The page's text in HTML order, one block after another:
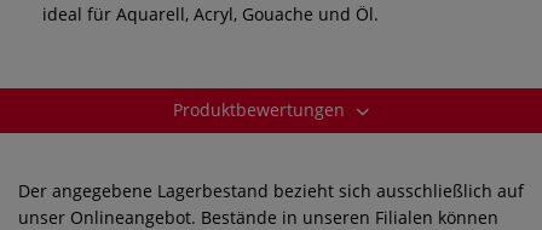
ideal für Aquarell, Acryl, Gouache und Öl.
Produktbewertungen
Der angegebene Lagerbestand bezieht sich ausschließlich auf
unser Onlineangebot. Bestände in unseren Filialen können